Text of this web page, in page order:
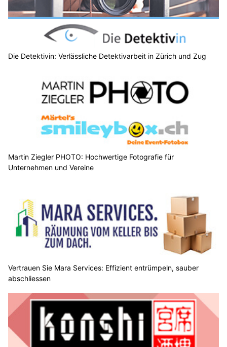
Die Detektivin: Verlässliche Detektivarbeit in Zürich und Zug
Martin Ziegler PHOTO: Hochwertige Fotografie für
Unternehmen und Vereine
Vertrauen Sie Mara Services: Effizient entrümpeln, sauber
abschliessen